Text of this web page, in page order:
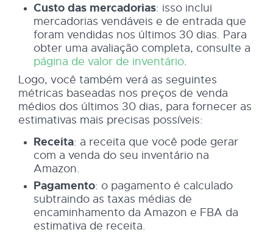
Custo das mercadorias: isso inclui
mercadorias vendáveis e de entrada que
foram vendidas nos últimos 30 dias. Para
obter uma avaliação completa, consulte a
página de valor de inventário.
Logo, você também verá as seguintes
métricas baseadas nos preços de venda
médios dos últimos 30 dias, para fornecer as
estimativas mais precisas possíveis:
Receita: a receita que você pode gerar
com a venda do seu inventário na
Amazon.
Pagamento: o pagamento é calculado
subtraindo as taxas médias de
encaminhamento da Amazon e FBA da
estimativa de receita.